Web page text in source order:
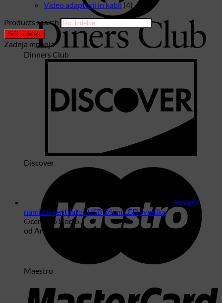
Dinners Club
Discover
Maestro
Video adapterji in kabli (4)
Products search
Išči izdelek
Zadnja mnenja
Stolpni
namizni ventilator USB 26cm LED svetilka
Ocenjeno 5 od 5
od Anonimno